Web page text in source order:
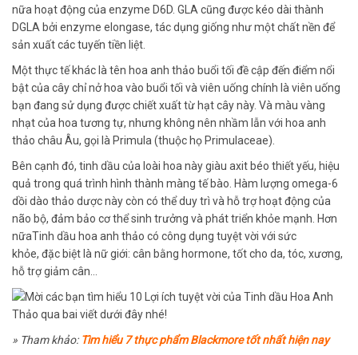
nữa hoạt động của enzyme D6D. GLA cũng được kéo dài thành
DGLA bởi enzyme elongase, tác dụng giống như một chất nền để
sản xuất các tuyến tiền liệt.
Một thực tế khác là tên hoa anh thảo buổi tối đề cập đến điểm nổi
bậtcủa cây chỉ nở hoa vào buổi tối và viên uống chính là viên uống
bạn đang sử dụng được chiết xuất từ hạt cây này. Và màu vàng
nhạt của hoa tương tự, nhưng không nên nhầm lẫn với hoa anh
thảo châu Âu, gọi là Primula (thuộc họ Primulaceae).
Bên cạnh đó, tinh dầu của loài hoa này giàu axit béo thiết yếu, hiệu
quả trong quá trình hình thành màng tế bào. Hàm lượng omega-6
dồi dào thảo dược nàycòn có thể duy trì và hỗ trợhoạt động của
não bộ, đảm bảo cơ thể sinh trưởng và phát triển khỏe mạnh. Hơn
nữaTinh dầu hoa anh thảo có công dụng tuyệt vời với sức
khỏe, đặc biệtlà nữ giới: cân bằng hormone, tốt cho da, tóc, xương,
hỗ trợ giảm cân…
» Tham khảo: Tìm hiểu 7 thực phẩm Blackmore tốt nhất hiện nay